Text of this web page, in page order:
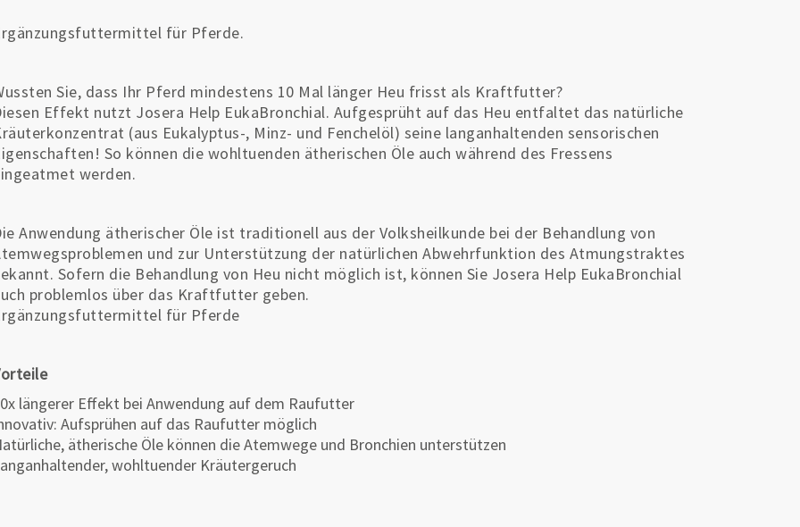
für Pferde.
Sie, dass Ihr Pferd mindestens 10 Mal länger Heu frisst als Kraftfutter?
Effekt nutzt Josera Help EukaBronchial. Aufgesprüht auf das Heu entfaltet das natürliche
(aus Eukalyptus-, Minz- und Fenchelöl) seine langanhaltenden sensorischen
So können die wohltuenden ätherischen Öle auch während des Fressens
werden.
Anwendung ätherischer Öle ist traditionell aus der Volksheilkunde bei der Behandlung von
und zur Unterstützung der natürlichen Abwehrfunktion des Atmungstraktes
Sofern die Behandlung von Heu nicht möglich ist, können Sie Josera Help EukaBronchial
problemlos über das Kraftfutter geben.
für Pferde
längerer Effekt bei Anwendung auf dem Raufutter
Aufsprühen auf das Raufutter möglich
ätherische Öle können die Atemwege und Bronchien unterstützen
wohltuender Kräutergeruch